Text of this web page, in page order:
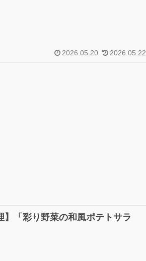
2026.05.20 2026.05.22
】「彩り野菜の和風ポテトサラ